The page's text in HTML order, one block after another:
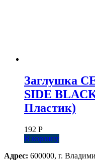
Заглушка
SIDE
Пластик)
192 Р
В корзину
Адрес: 600000, г.